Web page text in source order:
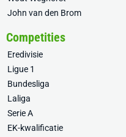
John van den Brom
Competities
Eredivisie
Ligue 1
Bundesliga
Laliga
Serie A
EK-kwalificatie